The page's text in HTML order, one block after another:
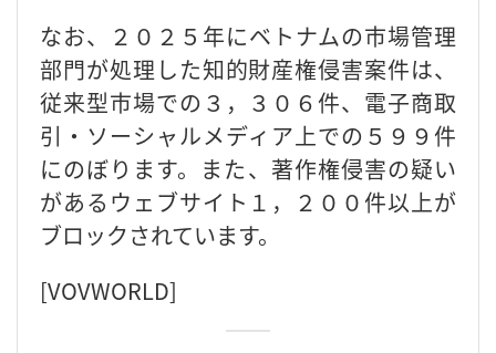
なお、２０２５年にベトナムの市場管理
部門が処理した知的財産権侵害案件は、
従来型市場での３，３０６件、電子商取
引・ソーシャルメディア上での５９９件
にのぼります。また、著作権侵害の疑い
があるウェブサイト１，２００件以上が
ブロックされています。
[VOVWORLD]